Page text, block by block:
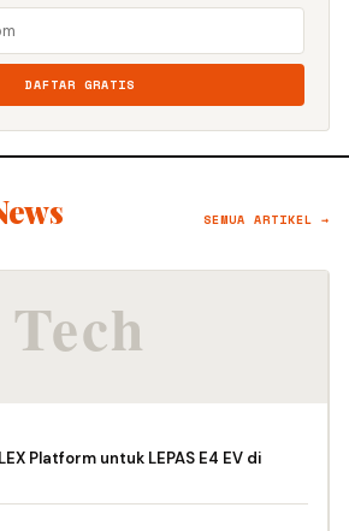
DAFTAR GRATIS
SEMUA ARTIKEL →
Platform untuk LEPAS E4 EV di